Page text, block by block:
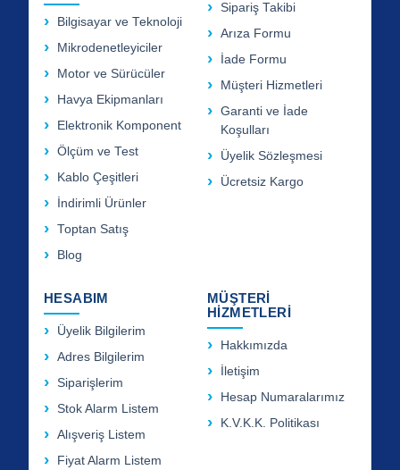
Bilgisayar ve Teknoloji
Mikrodenetleyiciler
Motor ve Sürücüler
Havya Ekipmanları
Elektronik Komponent
Ölçüm ve Test
Kablo Çeşitleri
İndirimli Ürünler
Toptan Satış
Blog
Sipariş Takibi
Arıza Formu
İade Formu
Müşteri Hizmetleri
Garanti ve İade
Koşulları
Üyelik Sözleşmesi
Ücretsiz Kargo
HESABIM
Üyelik Bilgilerim
Adres Bilgilerim
Siparişlerim
Stok Alarm Listem
Alışveriş Listem
Fiyat Alarm Listem
MÜŞTERİ
HİZMETLERİ
Hakkımızda
İletişim
Hesap Numaralarımız
K.V.K.K. Politikası